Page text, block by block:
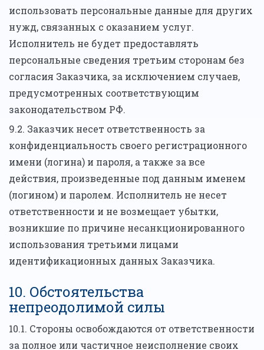
использовать персональные данные для других
нужд, связанных с оказанием услуг.
Исполнитель не будет предоставлять
персональные сведения третьим сторонам без
согласия Заказчика, за исключением случаев,
предусмотренных соответствующим
законодательством РФ.
9.2. Заказчик несет ответственность за
конфиденциальность своего регистрационного
имени (логина) и пароля, а также за все
действия, произведенные под данным именем
(логином) и паролем. Исполнитель не несет
ответственности и не возмещает убытки,
возникшие по причине несанкционированного
использования третьими лицами
идентификационных данных Заказчика.
10. Обстоятельства
непреодолимой силы
10.1. Стороны освобождаются от ответственности
за полное или частичное неисполнение своих